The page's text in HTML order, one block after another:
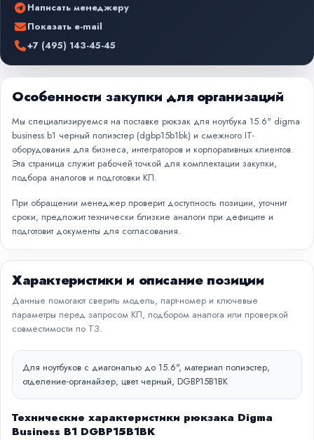
Написать менеджеру
Показать e-mail
+7 (495) 143-45-45
Особенности закупки для организаций
Мы специализируемся на поставке рюкзак для ноутбука 15.6" digma
business b1 черный полиэстер (dgbp15b1bk) и смежного IT-
оборудования для бизнеса, интеграторов и корпоративных клиентов.
Эта страница служит рабочей точкой для комплектации закупки,
подбора аналогов и подготовки КП.
При обращении менеджер проверит доступность позиции, уточнит
сроки, предложит технически близкие аналоги при дефиците и
подготовит документы для согласования.
Характеристики и описание позиции
Данные помогают сверить модель, парт-номер и ключевые
параметры перед запросом КП, подбором аналога или проверкой
совместимости по ТЗ.
Для ноутбуков с диагональю до 15.6", материал полиэстер,
отделение-органайзер, цвет черный, DGBP15B1BK
Технические характеристики рюкзака Digma
Business B1 DGBP15B1BK